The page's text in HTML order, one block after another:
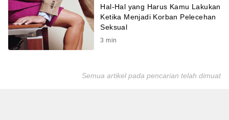
Hal-Hal yang Harus Kamu Lakukan
Ketika Menjadi Korban Pelecehan
Seksual
3 min
Semua artikel pada pencarian telah dimuat